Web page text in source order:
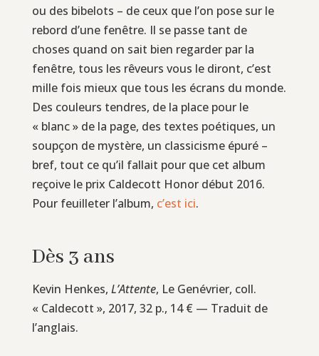
ou des bibelots – de ceux que l’on pose sur le
rebord d’une fenêtre. Il se passe tant de
choses quand on sait bien regarder par la
fenêtre, tous les rêveurs vous le diront, c’est
mille fois mieux que tous les écrans du monde.
Des couleurs tendres, de la place pour le
« blanc » de la page, des textes poétiques, un
soupçon de mystère, un classicisme épuré –
bref, tout ce qu’il fallait pour que cet album
reçoive le prix Caldecott Honor début 2016.
Pour feuilleter l’album, c’est ici.
Dès 3 ans
Kevin Henkes, L’Attente, Le Genévrier, coll.
« Caldecott », 2017, 32 p., 14 € — Traduit de
l’anglais.